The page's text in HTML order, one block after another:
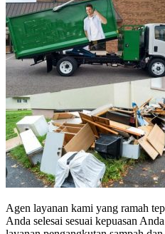
Agen layanan kami yang ramah
Anda selesai sesuai kepuasan